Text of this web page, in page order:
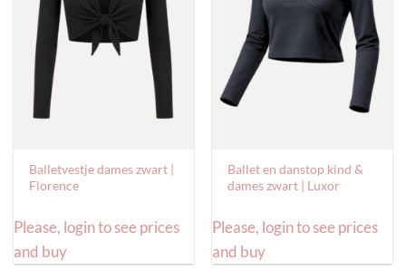
Balletvestje dames zwart |
Florence
Please, login to see prices
and buy
Ballet en danstop kind &
dames zwart | Luxor
Please, login to see prices
and buy